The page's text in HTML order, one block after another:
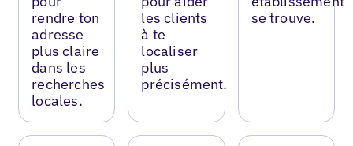
rendre ton
adresse
plus claire
dans les
recherches
locales.
les clients
à te
localiser
plus
précisément.
se trouve.